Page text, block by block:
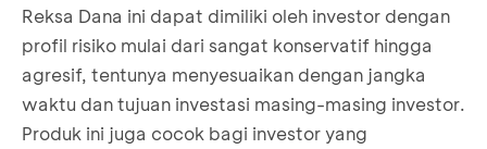
Reksa Dana ini dapat dimiliki oleh investor dengan
profil risiko mulai dari sangat konservatif hingga
agresif, tentunya menyesuaikan dengan jangka
waktu dan tujuan investasi masing-masing investor.
Produk ini juga cocok bagi investor yang